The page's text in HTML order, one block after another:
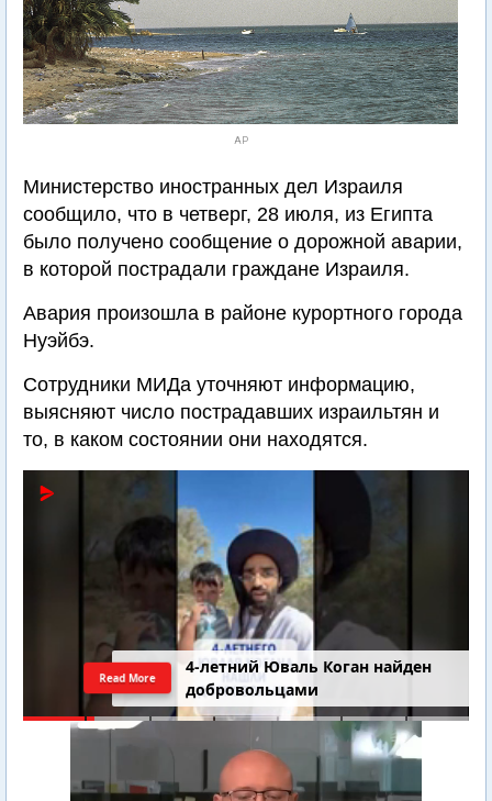
AP
Министерство иностранных дел Израиля
сообщило, что в четверг, 28 июля, из Египта
было получено сообщение о дорожной аварии,
в которой пострадали граждане Израиля.
Авария произошла в районе курортного города
Нуэйбэ.
Сотрудники МИДа уточняют информацию,
выясняют число пострадавших израильтян и
то, в каком состоянии они находятся.
4-летний Юваль Коган найден
добровольцами
Read More